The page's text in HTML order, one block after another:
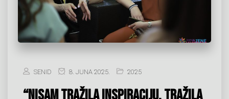
SENID 8. JUNA 2025. 2025
“Nisam tražila inspiraciju. Tražila